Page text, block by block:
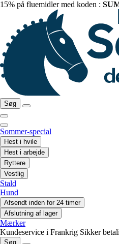
15% på fluemidler med koden :
Søg
Sommer-special
Hest i hvile
Hest i arbejde
Ryttere
Vestlig
Stald
Hund
Afsendt inden for 24 timer
Afslutning af lager
Mærker
Kundeservice i Frankrig Sikker
Søg